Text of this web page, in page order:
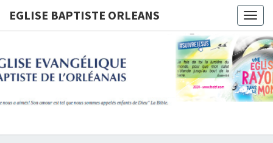
EGLISE BAPTISTE ORLEANS
EGLISE